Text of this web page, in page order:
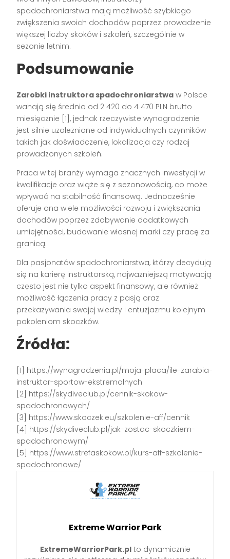
spadochroniarstwa mają możliwość szybkiego
zwiększenia swoich dochodów poprzez prowadzenie
większej liczby skoków i szkoleń, szczególnie w
sezonie letnim.
Podsumowanie
Zarobki instruktora spadochroniarstwa w Polsce
wahają się średnio od 2 420 do 4 470 PLN brutto
miesięcznie [1], jednak rzeczywiste wynagrodzenie
jest silnie uzależnione od indywidualnych czynników
takich jak doświadczenie, lokalizacja czy rodzaj
prowadzonych szkoleń.
Praca w tej branży wymaga znacznych inwestycji w
kwalifikacje oraz wiąże się z sezonowością, co może
wpływać na stabilność finansową. Jednocześnie
oferuje ona wiele możliwości rozwoju i zwiększania
dochodów poprzez zdobywanie dodatkowych
umiejętności, budowanie własnej marki czy pracę za
granicą.
Dla pasjonatów spadochroniarstwa, którzy decydują
się na karierę instruktorską, najważniejszą motywacją
często jest nie tylko aspekt finansowy, ale również
możliwość łączenia pracy z pasją oraz
przekazywania swojej wiedzy i entuzjazmu kolejnym
pokoleniom skoczków.
Źródła:
[1] https://wynagrodzenia.pl/moja-placa/ile-zarabia-
instruktor-sportow-ekstremalnych
[2] https://skydiveclub.pl/cennik-skokow-
spadochronowych/
[3] https://www.skoczek.eu/szkolenie-aff/cennik
[4] https://skydiveclub.pl/jak-zostac-skoczkiem-
spadochronowym/
[5] https://www.strefaskokow.pl/kurs-aff-szkolenie-
spadochronowe/
Extreme Warrior Park
ExtremeWarriorPark.plto dynamicznie